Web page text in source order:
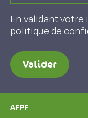
En validant
politique de
Valider
AFPF